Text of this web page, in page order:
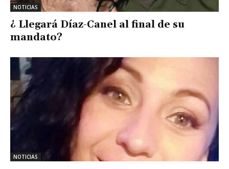
NOTICIAS
¿ Llegará Díaz-Canel al final de su
mandato?
NOTICIAS